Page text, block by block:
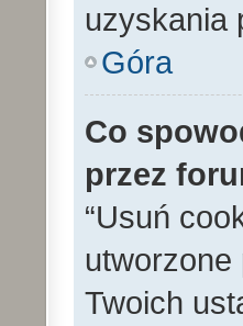
uzyskania
Góra
Co
przez
“Usuń
utworzone
Twoich